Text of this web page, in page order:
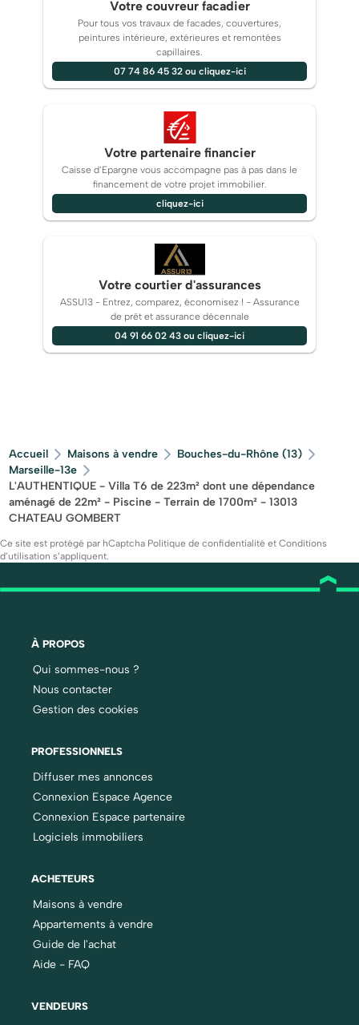
Votre couvreur facadier
Pour tous vos travaux de facades, couvertures,
peintures intérieure, extérieures et remontées
capillaires.
07 74 86 45 32 ou cliquez-ici
Votre partenaire financier
Caisse d’Epargne vous accompagne pas à pas dans le
financement de votre projet immobilier.
cliquez-ici
Votre courtier d'assurances
ASSU13 - Entrez, comparez, économisez ! - Assurance
de prêt et assurance décennale
04 91 66 02 43 ou cliquez-ici
Accueil Maisons à vendre
Bouches-du-Rhône (13)
Marseille-13e
L'AUTHENTIQUE - Villa T6 de 223m² dont une dépendance
aménagé de 22m² - Piscine - Terrain de 1700m² - 13013
CHATEAU GOMBERT
Ce site est protégé par hCaptcha Politique de confidentialité et Conditions
d’utilisation s’appliquent.
À PROPOS
Qui sommes-nous ?
Nous contacter
Gestion des cookies
PROFESSIONNELS
Diffuser mes annonces
Connexion Espace Agence
Connexion Espace partenaire
Logiciels immobiliers
ACHETEURS
Maisons à vendre
Appartements à vendre
Guide de l'achat
Aide - FAQ
VENDEURS